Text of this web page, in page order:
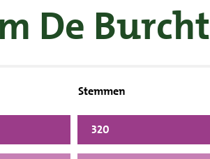
De Burcht
Stemmen
320